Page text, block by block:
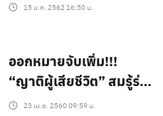
15 ม.ค. 2562 16:50 น.
ออกหมายจับเพิ่ม!!!
“ญาติผู้เสียชีวิต” สมรู้ร่วม
คิด “ไอ้ใหญ่” ฆ่ายกครัว!!!
23 เม.ย. 2560 09:59 น.